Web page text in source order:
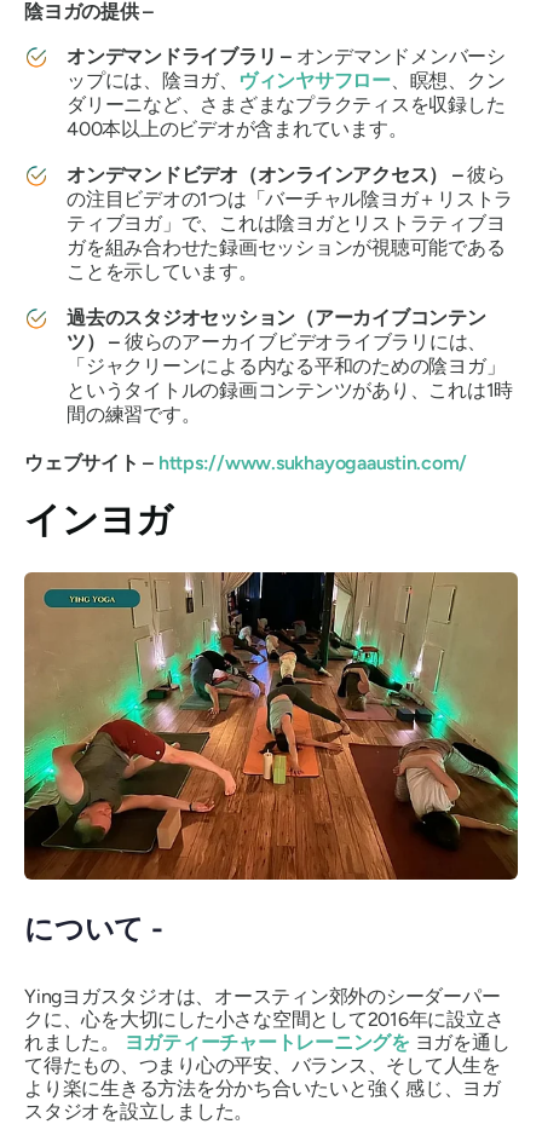
陰ヨガの提供 –
オンデマンドライブラリ – オンデマンドメンバーシ
ップには、陰ヨガ、
ヴィンヤサフロー、瞑想、クン
ダリーニなど、さまざまなプラクティスを収録した
400本以上のビデオが含まれています。
オンデマンドビデオ（オンラインアクセス） –彼ら
の注目ビデオの1つは「バーチャル陰ヨガ＋リストラ
ティブヨガ」で、これは陰ヨガとリストラティブヨ
ガを組み合わせた録画セッションが視聴可能である
ことを示しています。
過去のスタジオセッション（アーカイブコンテン
ツ） – 彼らのアーカイブビデオライブラリには、
「ジャクリーンによる内なる平和のための陰ヨガ」
というタイトルの録画コンテンツがあり、これは1時
間の練習です。
ウェブサイト – https://www.sukhayogaaustin.com/
インヨガ
について -
Yingヨガスタジオは、オースティン郊外のシーダーパー
クに、心を大切にした小さな空間として2016年に設立さ
れました。
ヨガティーチャートレーニングを ヨガを通し
て得たもの、つまり心の平安、バランス、そして人生を
より楽に生きる方法を分かち合いたいと強く感じ、ヨガ
スタジオを設立しました。